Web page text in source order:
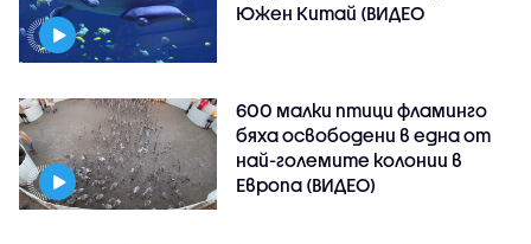
Южен Китай (ВИДЕО
600 малки птици фламинго
бяха освободени в една от
най-големите колонии в
Европа (ВИДЕО)